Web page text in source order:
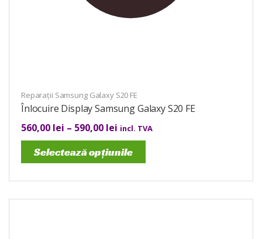
Reparații Samsung Galaxy S20 FE
Înlocuire Display Samsung Galaxy S20 FE
560,00 lei – 590,00 lei incl. TVA
Selectează opțiunile